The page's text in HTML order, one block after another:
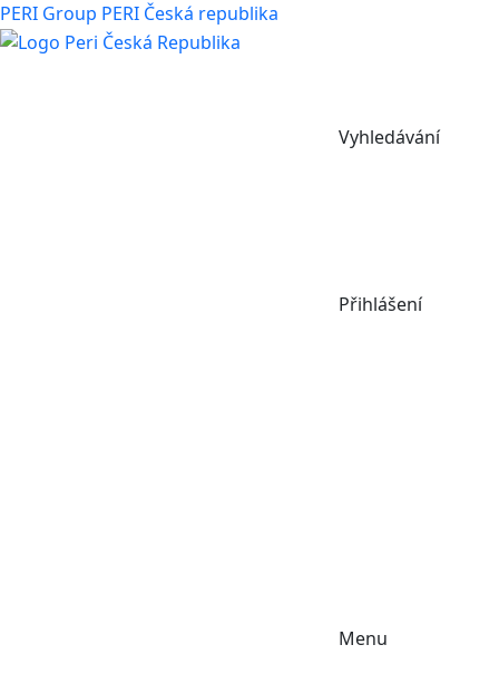
PERI Group PERI Česká republika
Vyhledávání
Přihlášení
Menu